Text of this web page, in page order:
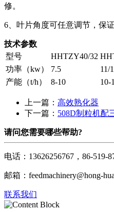
修。
6、叶片角度可任意调节，保
技术参数
型号
HHTZY40/32
功率（kw）
7.5 11/
产能（t/h）
8-10 10-
上一篇： 高效熟化器
下一篇： 508D制粒机配
请问您需要哪些帮助?
电话：13626256767，86-519-
邮箱：feedmachinery@hong-
联系我们